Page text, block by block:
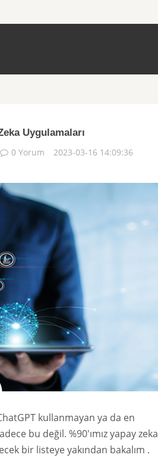
Uygulamaları
0 Yorum 2023-03-16 14:09:36
kullanmayan ya da en
bu değil. %90'ımız yapay zeka
bir listeye yakından bakalım .